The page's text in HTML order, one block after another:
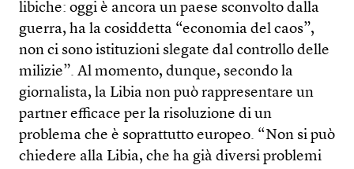
libiche: oggi è ancora un paese sconvolto dalla
guerra, ha la cosiddetta “economia del caos”,
non ci sono istituzioni slegate dal controllo delle
milizie”. Al momento, dunque, secondo la
giornalista, la Libia non può rappresentare un
partner efficace per la risoluzione di un
problema che è soprattutto europeo. “Non si può
chiedere alla Libia, che ha già diversi problemi